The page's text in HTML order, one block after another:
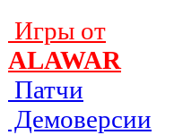
Игры от
ALAWAR
Патчи
Демоверсии